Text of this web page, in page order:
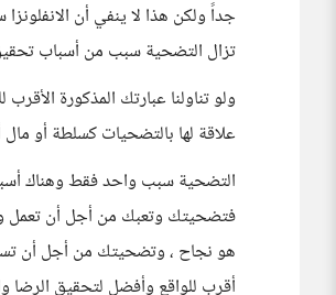
جداً ولكن هذا لا ينفي أن
تزال التضحية سبب من أسباب
ولو تناولنا عبارتك المذكورة
علاقة لها بالتضحيات كسلطة أو
التضحية سبب واحد فقط وهناك
فتضحيتك وتعبك من أجل أن تعمل
هو نجاح ، وتضحيتك من أجل أن
أقرب للواقع وأفضل لتحقيق الرضا